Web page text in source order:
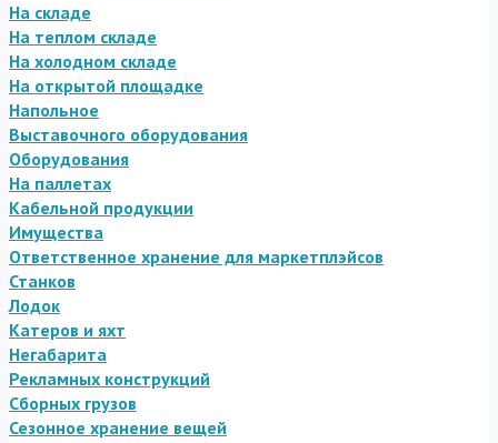
На складе
На теплом складе
На холодном складе
На открытой площадке
Напольное
Выставочного оборудования
Оборудования
На паллетах
Кабельной продукции
Имущества
Ответственное хранение для маркетплэйсов
Станков
Лодок
Катеров и яхт
Негабарита
Рекламных конструкций
Сборных грузов
Сезонное хранение вещей